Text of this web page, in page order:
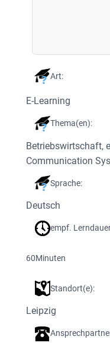
Art:
E-Learning
Thema(en):
Betriebswirtschaft,
Communication
Sprache:
Deutsch
empf.
60Minuten
Standort(e):
Leipzig